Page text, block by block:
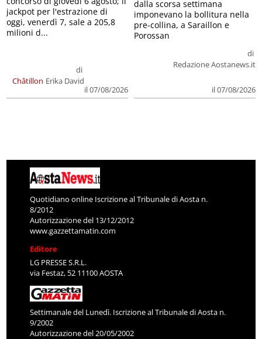
Châtillon
di
Erika David
il 07/08/2026
jackpot per l'estrazione di
oggi, venerdì 7, sale a 205,8
milioni d...
di
Redazione Aostanews.it
il 07/08/2026
dalla scorsa settimana
imponevano la bollitura nella
pre-collina, a Saraillon e
Porossan
Quotidiano online Iscrizione al Tribunale di Aosta n.
8/2012
Autorizzazione del 13/12/2012
www.gazzettamatin.com
Editore
LG PRESSE S.R.L.
via Festaz, 52 11100 AOSTA
Settimanale del Lunedì. Iscrizione al Tribunale di Aosta n.
9/2002
Autorizzazione del 20/05/2002